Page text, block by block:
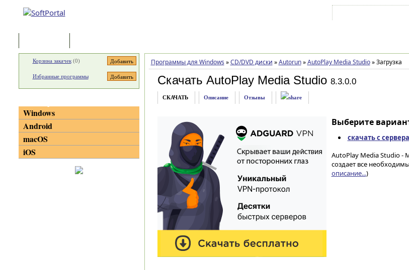
Программы для Windows » CD/DVD диски » Autorun » AutoPlay Media Studio »Загрузка
Скачать AutoPlay Media Studio 8.3.0.0
СКАЧАТЬ Описание Отзывы
Выберите
скачать с
AutoPlay Media Studio -
создает все
описание...)
Корзина закачек(0)
Избранные программы
Windows
Android
macOS
iOS